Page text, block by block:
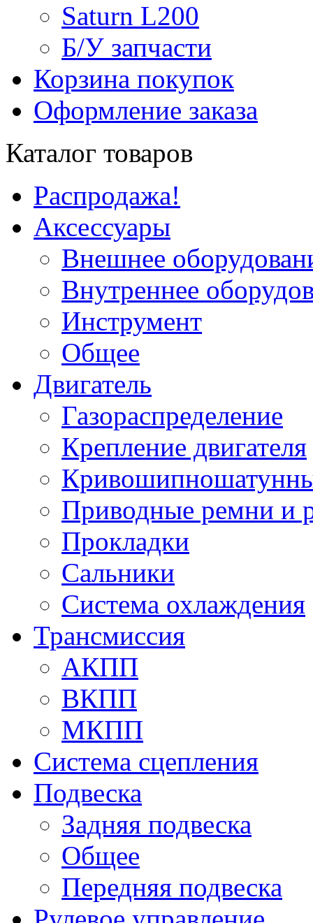
Saturn L200
Б/У запчасти
Корзина покупок
Оформление заказа
Каталог товаров
Распродажа!
Аксессуары
Внешнее
Внутреннее
Инструмент
Общее
Двигатель
Газораспределение
Крепление двигателя
Приводные ремни и
Прокладки
Сальники
Система охлаждения
Трансмиссия
АКПП
ВКПП
МКПП
Система сцепления
Подвеска
Задняя подвеска
Общее
Передняя подвеска